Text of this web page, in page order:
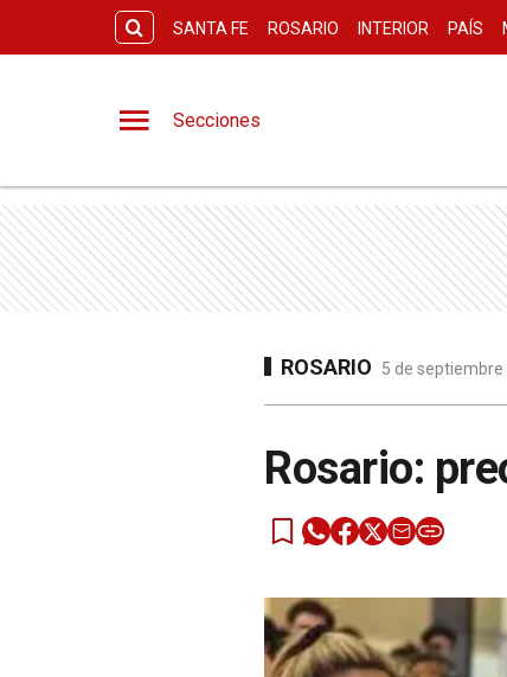
SANTA FE ROSARIO INTERIOR PAÍS
Secciones
ROSARIO 5 de septiembre
Rosario: